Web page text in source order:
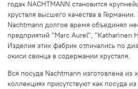
годах NACHTMANN становится
хрусталя высшего качества в
Nachtmann долгое время объединял
предприятий "Marc Aurel", "Katharinen
Изделия этих фабрик отличались по
окиси свинца в содержании хрусталя.
Вся посуда Nachtmann изготовлена из
коллекциях присутствуют как посуда из